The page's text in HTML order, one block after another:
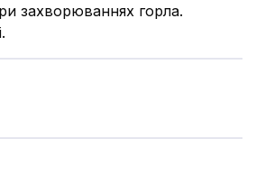
захворюваннях горла.